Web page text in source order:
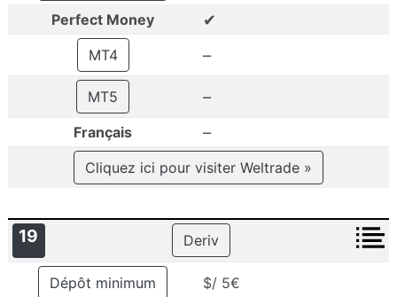
Perfect Money
✔
MT4 –
MT5 –
Français –
Cliquez ici pour visiter Weltrade »
19 Deriv
Dépôt minimum
$/ 5€